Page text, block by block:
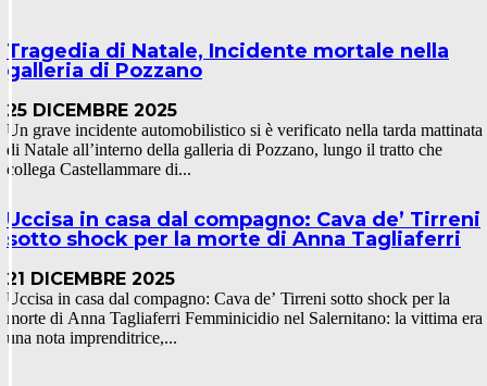
Tragedia di Natale, Incidente mortale nella
galleria di Pozzano
25 DICEMBRE 2025
Un grave incidente automobilistico si è verificato nella tarda mattinata
di Natale all’interno della galleria di Pozzano, lungo il tratto che
collega Castellammare di...
Uccisa in casa dal compagno: Cava de’ Tirreni
sotto shock per la morte di Anna Tagliaferri
21 DICEMBRE 2025
Uccisa in casa dal compagno: Cava de’ Tirreni sotto shock per la
morte di Anna Tagliaferri Femminicidio nel Salernitano: la vittima era
una nota imprenditrice,...